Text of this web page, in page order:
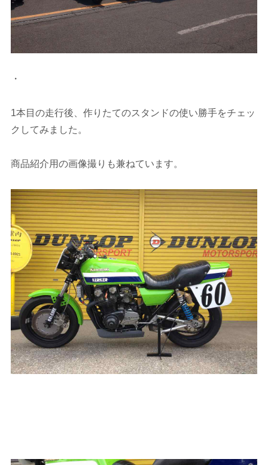
・
1本目の走行後、作りたてのスタンドの使い勝手をチェッ
クしてみました。
商品紹介用の画像撮りも兼ねています。